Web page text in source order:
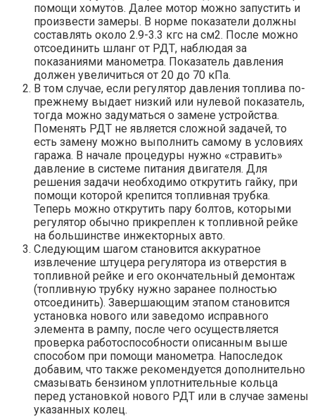
помощи хомутов. Далее мотор можно запустить и
произвести замеры. В норме показатели должны
составлять около 2.9-3.3 кгс на см2. После можно
отсоединить шланг от РДТ, наблюдая за
показаниями манометра. Показатель давления
должен увеличиться от 20 до 70 кПа.
В том случае, если регулятор давления топлива по-
прежнему выдает низкий или нулевой показатель,
тогда можно задуматься о замене устройства.
Поменять РДТ не является сложной задачей, то
есть замену можно выполнить самому в условиях
гаража. В начале процедуры нужно «стравить»
давление в системе питания двигателя. Для
решения задачи необходимо открутить гайку, при
помощи которой крепится топливная трубка.
Теперь можно открутить пару болтов, которыми
регулятор обычно прикреплен к топливной рейке
на большинстве инжекторных авто.
Следующим шагом становится аккуратное
извлечение штуцера регулятора из отверстия в
топливной рейке и его окончательный демонтаж
(топливную трубку нужно заранее полностью
отсоединить). Завершающим этапом становится
установка нового или заведомо исправного
элемента в рампу, после чего осуществляется
проверка работоспособности описанным выше
способом при помощи манометра. Напоследок
добавим, что также рекомендуется дополнительно
смазывать бензином уплотнительные кольца
перед установкой нового РДТ или в случае замены
указанных колец.